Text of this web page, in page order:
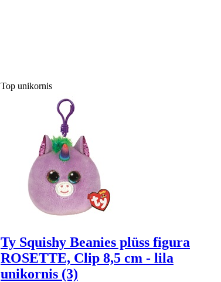
Top unikornis
Ty Squishy Beanies plüss figura
ROSETTE, Clip 8,5 cm - lila
unikornis (3)